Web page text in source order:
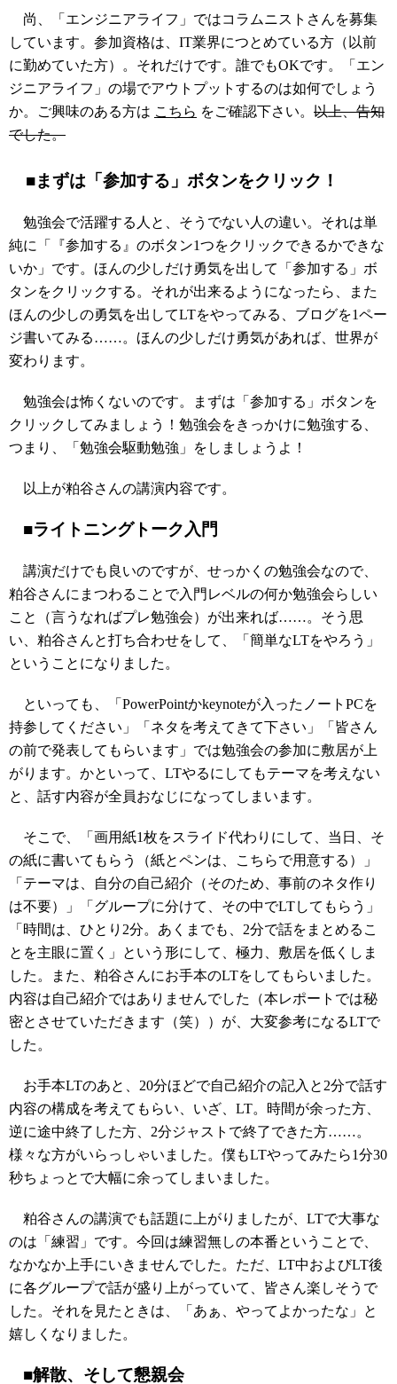
尚、「エンジニアライフ」ではコラムニストさんを募集
しています。参加資格は、IT業界につとめている方（以前
に勤めていた方）。それだけです。誰でもOKです。「エン
ジニアライフ」の場でアウトプットするのは如何でしょう
か。ご興味のある方は こちら をご確認下さい。 以上、告知
でした。
■まずは「参加する」ボタンをクリック！
勉強会で活躍する人と、そうでない人の違い。それは単
純に「『参加する』のボタン1つをクリックできるかできな
いか」です。ほんの少しだけ勇気を出して「参加する」ボ
タンをクリックする。それが出来るようになったら、また
ほんの少しの勇気を出してLTをやってみる、ブログを1ペー
ジ書いてみる……。ほんの少しだけ勇気があれば、世界が
変わります。
勉強会は怖くないのです。まずは「参加する」ボタンを
クリックしてみましょう！勉強会をきっかけに勉強する、
つまり、「勉強会駆動勉強」をしましょうよ！
以上が粕谷さんの講演内容です。
■ライトニングトーク入門
講演だけでも良いのですが、せっかくの勉強会なので、
粕谷さんにまつわることで入門レベルの何か勉強会らしい
こと（言うなればプレ勉強会）が出来れば……。そう思
い、粕谷さんと打ち合わせをして、「簡単なLTをやろう」
ということになりました。
といっても、「PowerPointかkeynoteが入ったノートPCを
持参してください」「ネタを考えてきて下さい」「皆さん
の前で発表してもらいます」では勉強会の参加に敷居が上
がります。かといって、LTやるにしてもテーマを考えない
と、話す内容が全員おなじになってしまいます。
そこで、「画用紙1枚をスライド代わりにして、当日、そ
の紙に書いてもらう（紙とペンは、こちらで用意する）」
「テーマは、自分の自己紹介（そのため、事前のネタ作り
は不要）」「グループに分けて、その中でLTしてもらう」
「時間は、ひとり2分。あくまでも、2分で話をまとめるこ
とを主眼に置く」という形にして、極力、敷居を低くしま
した。また、粕谷さんにお手本のLTをしてもらいました。
内容は自己紹介ではありませんでした（本レポートでは秘
密とさせていただきます（笑））が、大変参考になるLTで
した。
お手本LTのあと、20分ほどで自己紹介の記入と2分で話す
内容の構成を考えてもらい、いざ、LT。時間が余った方、
逆に途中終了した方、2分ジャストで終了できた方……。
様々な方がいらっしゃいました。僕もLTやってみたら1分30
秒ちょっとで大幅に余ってしまいました。
粕谷さんの講演でも話題に上がりましたが、LTで大事な
のは「練習」です。今回は練習無しの本番ということで、
なかなか上手にいきませんでした。ただ、LT中およびLT後
に各グループで話が盛り上がっていて、皆さん楽しそうで
した。それを見たときは、「あぁ、やってよかったな」と
嬉しくなりました。
■解散、そして懇親会